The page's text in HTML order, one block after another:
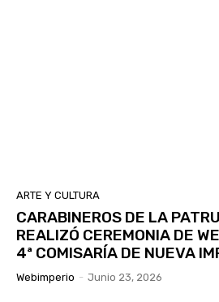
ARTE Y CULTURA
CARABINEROS DE LA
REALIZÓ CEREMONIA DE
4ª COMISARÍA DE NUEVA
Webimperio - Junio 23, 2026